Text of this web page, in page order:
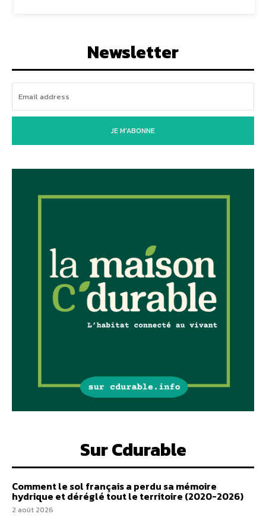
Newsletter
JE M'ABONNE
Sur Cdurable
Comment le sol français a perdu sa mémoire
hydrique et déréglé tout le territoire (2020-2026)
2 août 2026